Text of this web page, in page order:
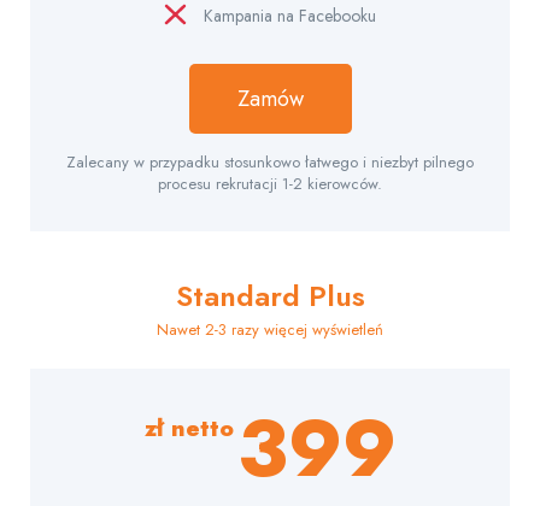
Kampania na Facebooku
Zamów
Zalecany w przypadku stosunkowo łatwego i niezbyt pilnego
procesu rekrutacji 1-2 kierowców.
Standard Plus
Nawet 2-3 razy więcej wyświetleń
zł netto 399